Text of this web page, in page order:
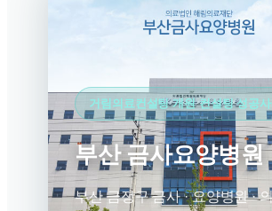
거림의료컨설팅 개원 컨설팅 성공사
부산 금사요양병원
부산 금정구 금사 · 요양병원 ·